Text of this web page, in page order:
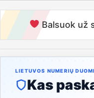
Balsuok už
LIETUVOS NUMERIŲ
Kas